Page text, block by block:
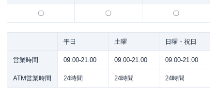
〇 〇 〇
平日 土曜 日曜・祝日
営業時間 09:00-21:00 09:00-21:00 09:00-21:00
ATM営業時間 24時間 24時間 24時間